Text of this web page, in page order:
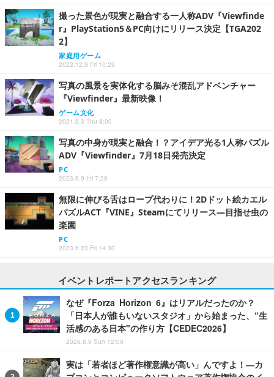
撮った景色が現実と融合する一人称ADV『Viewfinde
r』PlayStation5＆PC向けにリリース決定【TGA202
2】
家庭用ゲーム
2022.12.9 Fri 10:29
写真の風景を実体化する脳みそ混乱アドベンチャー
『Viewfinder』最新映像！
ゲーム文化
2021.6.3 Thu 8:00
写真の中身が現実と融合！？アイデア光る1人称パズル
ADV『Viewfinder』7月18日発売決定
PC
2023.6.9 Fri 7:20
無限に伸びる舌はロープ代わりに！2Dドット絵カエル
パズルACT『VINE』Steamにてリリース―目指せ虫の
楽園
PC
2023.6.23 Fri 14:30
イベントレポートアクセスランキング
なぜ『Forza Horizon 6』はリアルだったのか？
「日本人が誰もいないスタジオ」から始まった、“生
活感のある日本"の作り方【CEDEC2026】
2026.8.9 Sun 12:00
実は「若者ほど著作権意識が高い」んですよ！―カ